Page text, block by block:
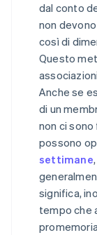
dal conto
non
così di
Questo
Anche se
di un
non ci
possono
settimane
significa,
tempo che